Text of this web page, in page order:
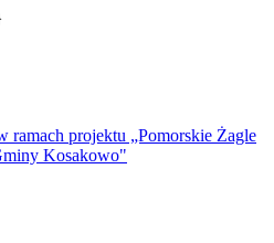
ramach projektu „Pomorskie Żagle
Kosakowo"